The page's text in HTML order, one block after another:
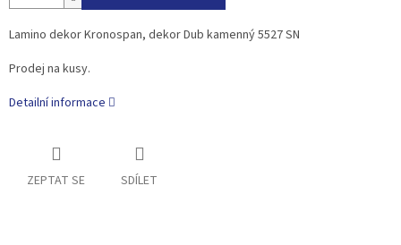
Lamino dekor Kronospan, dekor Dub kamenný 5527 SN
Prodej na kusy.
Detailní informace
ZEPTAT SE SDÍLET